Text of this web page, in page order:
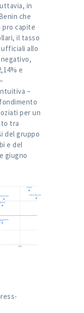
in
che
pro capite
il tasso
allo
e
–
per un
tra
del gruppo
e del
giugno